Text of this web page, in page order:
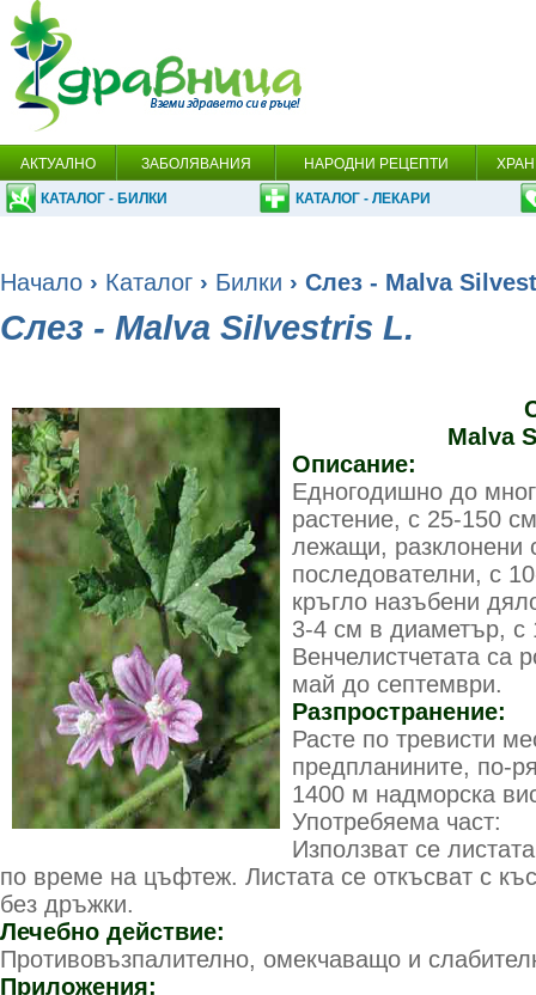
АКТУАЛНО ЗАБОЛЯВАНИЯ НАРОДНИ РЕЦЕПТИ
КАТАЛОГ - БИЛКИ КАТАЛОГ - ЛЕКАРИ
Начало › Каталог › Билки › Слез - Malva
Слез - Malva Silvestris L.
Malva
Описание:
Едногодишно до
растение, с 25-150
лежащи, разклонени
последователни, с
кръгло назъбени
3-4 см в диаметър,
Венчелистчетата са
май до септември.
Разпространение:
Расте по тревисти
предпланините, по-
1400 м надморска
Употребяема част:
Използват се
по време на цъфтеж. Листата се откъсват с
без дръжки.
Лечебно действие:
Противовъзпалително, омекчаващо и
Приложения: